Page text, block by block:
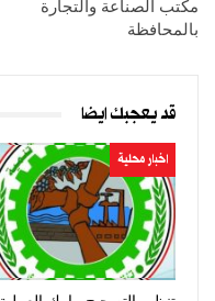
مكتب الصناعة والتجارة
بالمحافظة
قد يعجبك ايضا
اخبار محلية